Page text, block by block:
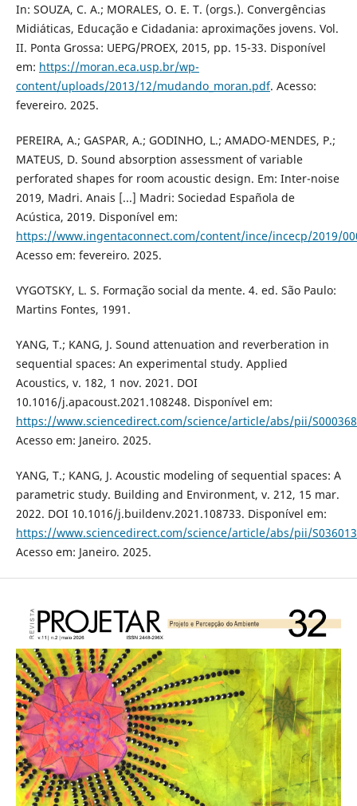
In: SOUZA, C. A.; MORALES, O. E. T. (orgs.). Convergências
Midiáticas, Educação e Cidadania: aproximações jovens. Vol.
II. Ponta Grossa: UEPG/PROEX, 2015, pp. 15-33. Disponível
em: https://moran.eca.usp.br/wp-
content/uploads/2013/12/mudando_moran.pdf. Acesso:
fevereiro. 2025.
PEREIRA, A.; GASPAR, A.; GODINHO, L.; AMADO-MENDES, P.;
MATEUS, D. Sound absorption assessment of variable
perforated shapes for room acoustic design. Em: Inter-noise
2019, Madri. Anais [...] Madri: Sociedad Española de
Acústica, 2019. Disponível em:
https://www.ingentaconnect.com/content/ince/incecp/2019/
Acesso em: fevereiro. 2025.
VYGOTSKY, L. S. Formação social da mente. 4. ed. São Paulo:
Martins Fontes, 1991.
YANG, T.; KANG, J. Sound attenuation and reverberation in
sequential spaces: An experimental study. Applied
Acoustics, v. 182, 1 nov. 2021. DOI
10.1016/j.apacoust.2021.108248. Disponível em:
https://www.sciencedirect.com/science/article/abs/pii/
Acesso em: Janeiro. 2025.
YANG, T.; KANG, J. Acoustic modeling of sequential spaces: A
parametric study. Building and Environment, v. 212, 15 mar.
2022. DOI 10.1016/j.buildenv.2021.108733. Disponível em:
https://www.sciencedirect.com/science/article/abs/pii/
Acesso em: Janeiro. 2025.